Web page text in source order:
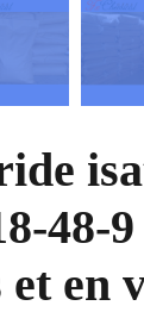
48-
et en